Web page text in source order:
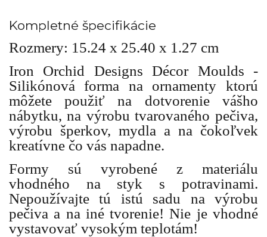
Kompletné špecifikácie
Rozmery: 15.24 x 25.40 x 1.27 cm
Iron Orchid Designs Décor Moulds -
Silikónová forma na ornamenty ktorú
môžete použiť na dotvorenie vášho
nábytku, na výrobu tvarovaného pečiva,
výrobu šperkov, mydla a na čokoľvek
kreatívne čo vás napadne.
Formy sú vyrobené z materiálu
vhodného na styk s potravinami.
Nepoužívajte tú istú sadu na výrobu
pečiva a na iné tvorenie! Nie je vhodné
vystavovať vysokým teplotám!